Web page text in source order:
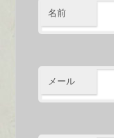
名前
メール